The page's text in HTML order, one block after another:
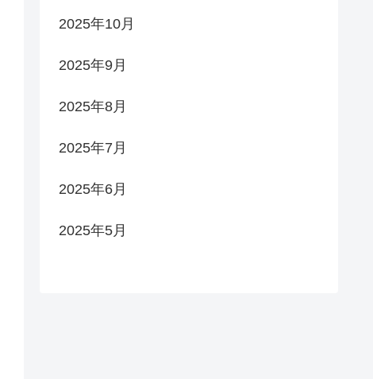
2025年10月
2025年9月
2025年8月
2025年7月
2025年6月
2025年5月